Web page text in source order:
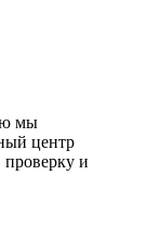
мы
центр
проверку и